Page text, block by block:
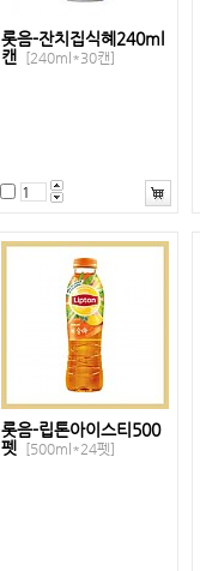
롯음-잔치집식혜240ml
캔
[240ml*30캔]
롯음-립톤아이스티500
펫
[500ml*24펫]